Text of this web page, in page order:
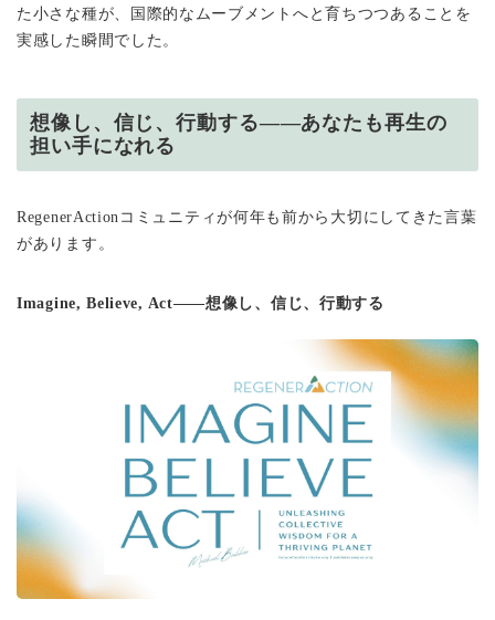
た小さな種が、国際的なムーブメントへと育ちつつあることを
実感した瞬間でした。
想像し、信じ、行動する——あなたも再生の
担い手になれる
RegenerActionコミュニティが何年も前から大切にしてきた言葉
があります。
Imagine, Believe, Act——想像し、信じ、行動する